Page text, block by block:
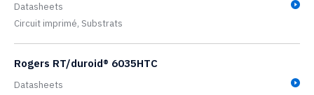
Datasheets
Circuit imprimé, Substrats
Rogers RT/duroid® 6035HTC
Datasheets